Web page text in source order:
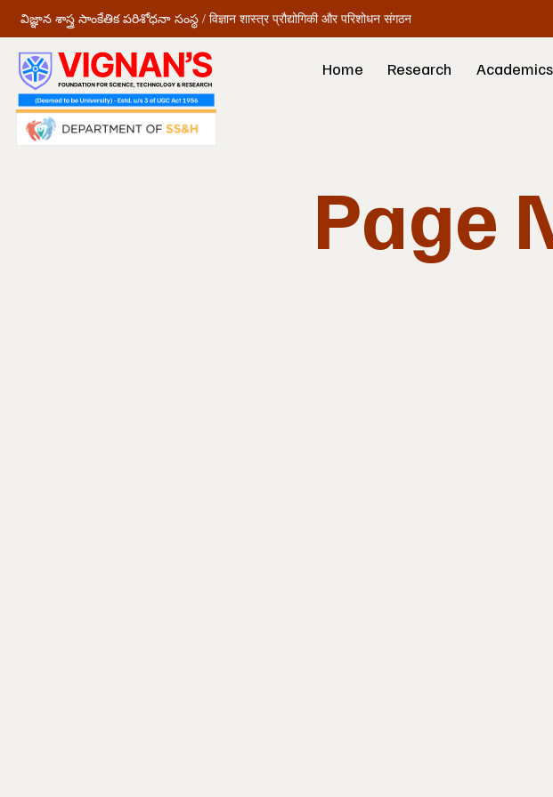
విజ్ఞాన శాస్త్ర సాంకేతిక పరిశోధనా సంస్థ / विज्ञान शास्त्र प्रौद्योगिकी और परिशोधन संगठन
Home Research Academics
Page